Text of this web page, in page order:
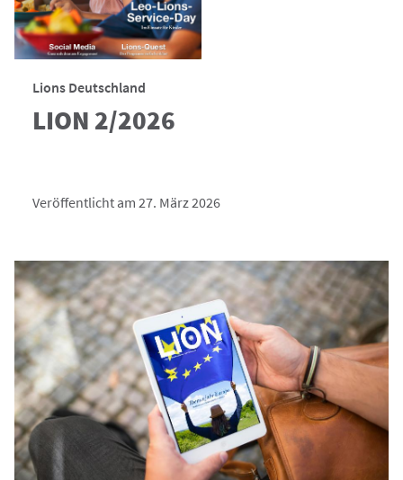
Lions Deutschland
LION 2/2026
Veröffentlicht am 27. März 2026